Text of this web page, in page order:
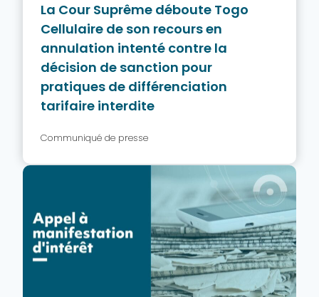
La Cour Suprême déboute Togo
Cellulaire de son recours en
annulation intenté contre la
décision de sanction pour
pratiques de différenciation
tarifaire interdite
Communiqué de presse